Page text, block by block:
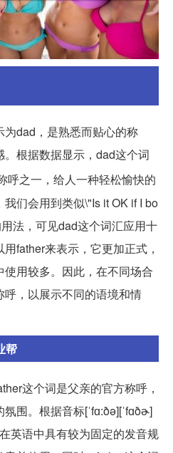
dad，是熟悉而贴心的称
根据数据显示，dad这个词
呼之一，给人一种轻松愉快的
们会用到类似\"Is it OK if I bo
法，可见dad这个词汇应用十
father来表示，它更加正式，
用较多。因此，在不同场合
，以展示不同的语境和情
帮
这个词是父亲的官方称呼，
围。根据音标[ˈfɑ:ðə][ˈfɑðɚ]
英语中具有较为固定的发音规